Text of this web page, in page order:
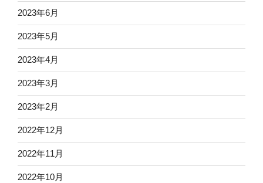
2023年6月
2023年5月
2023年4月
2023年3月
2023年2月
2022年12月
2022年11月
2022年10月